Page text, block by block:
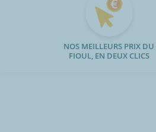
NOS MEILLEURS PRIX DU
FIOUL, EN DEUX CLICS